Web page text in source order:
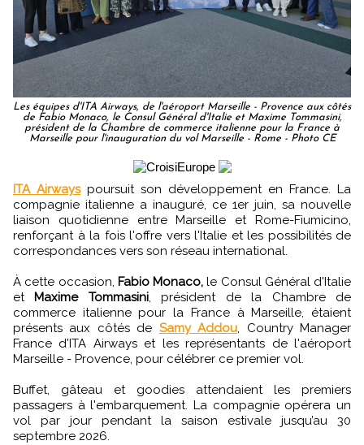
Les équipes d'ITA Airways, de l'aéroport Marseille - Provence aux côtés
de Fabio Monaco, le Consul Général d'Italie et Maxime Tommasini,
président de la Chambre de commerce italienne pour la France à
Marseille pour l'inauguration du vol Marseille - Rome - Photo CE
ITA Airwayspoursuit son développement en France. La
compagnie italienne a inauguré, ce 1er juin, sa nouvelle
liaison quotidienne entre Marseille et Rome-Fiumicino,
renforçant à la fois l'offre vers l'Italie et les possibilités de
correspondances vers son réseau international.
À cette occasion, Fabio Monaco, le Consul Général d'Italie
et Maxime Tommasini, président de la Chambre de
commerce italienne pour la France à Marseille, étaient
présents aux côtés de Samy Addou , Country Manager
France d'ITA Airways et les représentants de l'aéroport
Marseille - Provence, pour célébrer ce premier vol.
Buffet, gâteau et goodies attendaient les premiers
passagers à l'embarquement. La compagnie opérera un
vol par jour pendant la saison estivale jusqu’au 30
septembre 2026.